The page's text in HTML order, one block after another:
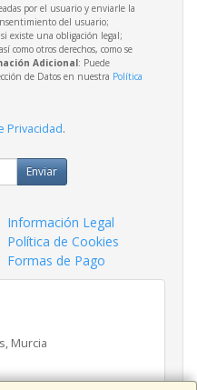
por el usuario y enviarle la
del usuario;
existe una obligación legal;
como otros derechos, como se
Adicional: Puede
de Datos en nuestra Política
Privacidad.
Enviar
Información Legal
Política de Cookies
Formas de Pago
, Murcia